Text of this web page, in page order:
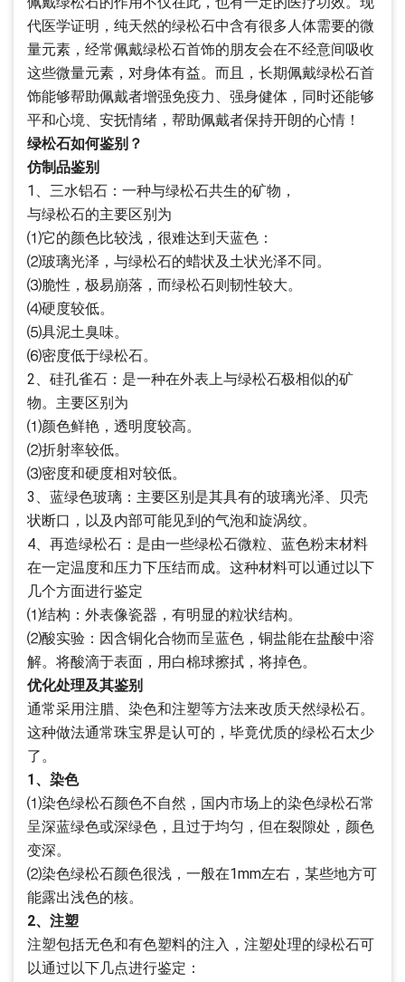
代医学证明，纯天然的绿松石中含有很多人体需要的微
量元素，经常佩戴绿松石首饰的朋友会在不经意间吸收
这些微量元素，对身体有益。而且，长期佩戴绿松石首
饰能够帮助佩戴者增强免疫力、强身健体，同时还能够
平和心境、安抚情绪，帮助佩戴者保持开朗的心情！
绿松石如何鉴别？
仿制品鉴别
1、三水铝石：一种与绿松石共生的矿物，
与绿松石的主要区别为
⑴它的颜色比较浅，很难达到天蓝色：
⑵玻璃光泽，与绿松石的蜡状及土状光泽不同。
⑶脆性，极易崩落，而绿松石则韧性较大。
⑷硬度较低。
⑸具泥土臭味。
⑹密度低于绿松石。
2、硅孔雀石：是一种在外表上与绿松石极相似的矿
物。主要区别为
⑴颜色鲜艳，透明度较高。
⑵折射率较低。
⑶密度和硬度相对较低。
3、蓝绿色玻璃：主要区别是其具有的玻璃光泽、贝壳
状断口，以及内部可能见到的气泡和旋涡纹。
4、再造绿松石：是由一些绿松石微粒、蓝色粉末材料
在一定温度和压力下压结而成。这种材料可以通过以下
几个方面进行鉴定
⑴结构：外表像瓷器，有明显的粒状结构。
⑵酸实验：因含铜化合物而呈蓝色，铜盐能在盐酸中溶
解。将酸滴于表面，用白棉球擦拭，将掉色。
优化处理及其鉴别
通常采用注腊、染色和注塑等方法来改质天然绿松石。
这种做法通常珠宝界是认可的，毕竟优质的绿松石太少
了。
1、染色
⑴染色绿松石颜色不自然，国内市场上的染色绿松石常
呈深蓝绿色或深绿色，且过于均匀，但在裂隙处，颜色
变深。
⑵染色绿松石颜色很浅，一般在1mm左右，某些地方可
能露出浅色的核。
2、注塑
注塑包括无色和有色塑料的注入，注塑处理的绿松石可
以通过以下几点进行鉴定：